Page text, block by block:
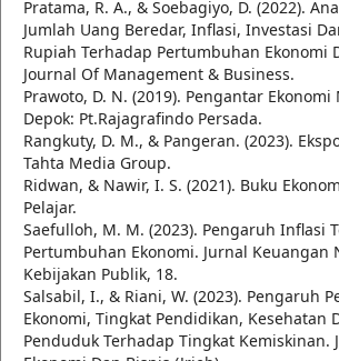
Pratama, R. A., & Soebagiyo, D. (2022).
Jumlah Uang Beredar, Inflasi, Investasi
Rupiah Terhadap Pertumbuhan Ekonomi
Journal Of Management & Business.
Prawoto, D. N. (2019). Pengantar Ekonomi
Depok: Pt.Rajagrafindo Persada.
Rangkuty, D. M., & Pangeran. (2023).
Tahta Media Group.
Ridwan, & Nawir, I. S. (2021). Buku
Pelajar.
Saefulloh, M. M. (2023). Pengaruh Inflasi
Pertumbuhan Ekonomi. Jurnal Keuangan
Kebijakan Publik, 18.
Salsabil, I., & Riani, W. (2023). Pengaruh
Ekonomi, Tingkat Pendidikan, Kesehatan
Penduduk Terhadap Tingkat Kemiskinan.